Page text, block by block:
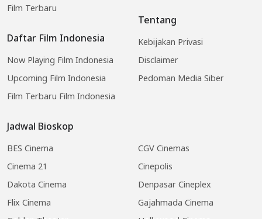
Film Terbaru
Daftar Film Indonesia
Now Playing Film Indonesia
Upcoming Film Indonesia
Film Terbaru Film Indonesia
Jadwal Bioskop
BES Cinema
CGV Cinemas
Cinema 21
Cinepolis
Dakota Cinema
Denpasar Cineplex
Flix Cinema
Gajahmada Cinema
Tentang
Kebijakan Privasi
Disclaimer
Pedoman Media Siber